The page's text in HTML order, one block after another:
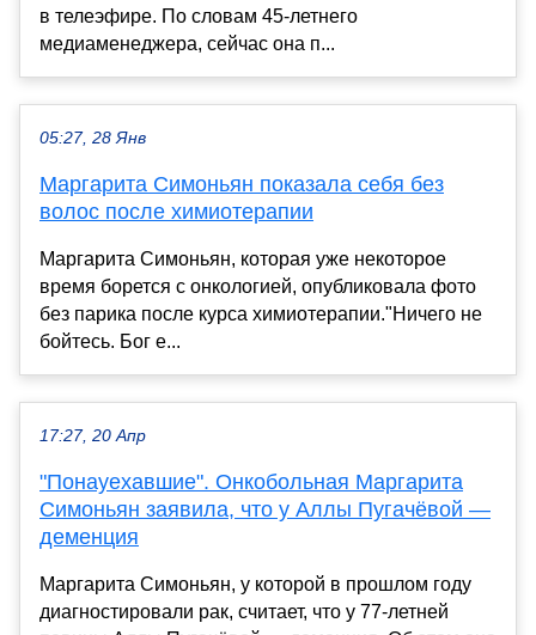
в телеэфире. По словам 45-летнего
медиаменеджера, сейчас она п...
05:27, 28 Янв
Маргарита Симоньян показала себя без
волос после химиотерапии
Маргарита Симоньян, которая уже некоторое
время борется с онкологией, опубликовала фото
без парика после курса химиотерапии."Ничего не
бойтесь. Бог е...
17:27, 20 Апр
"Понауехавшие". Онкобольная Маргарита
Симоньян заявила, что у Аллы Пугачёвой —
деменция
Маргарита Симоньян, у которой в прошлом году
диагностировали рак, считает, что у 77-летней